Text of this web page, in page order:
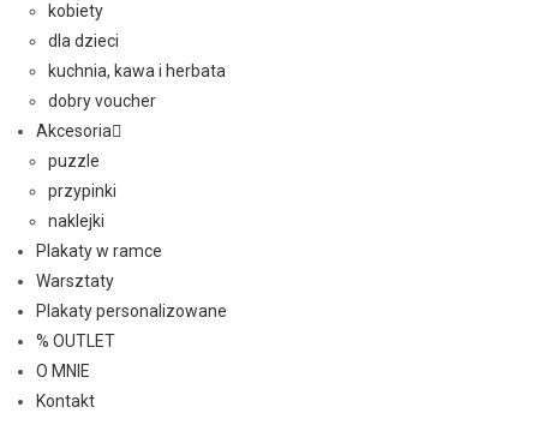
kobiety
dla dzieci
kuchnia, kawa i herbata
dobry voucher
Akcesoria
puzzle
przypinki
naklejki
Plakaty w ramce
Warsztaty
Plakaty personalizowane
% OUTLET
O MNIE
Kontakt